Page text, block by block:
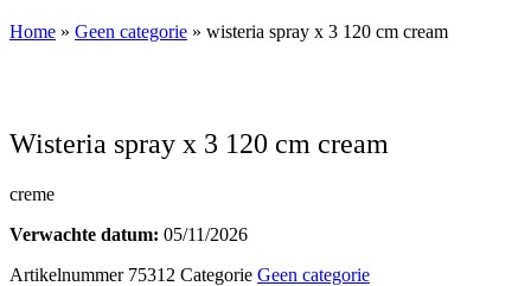
Home » Geen categorie » wisteria spray x 3 120 cm cream
wisteria spray x 3 120 cm cream
creme
Verwachte datum: 05/11/2026
Artikelnummer 75312 Categorie Geen categorie